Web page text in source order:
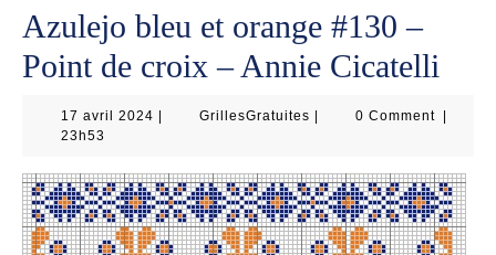
Azulejo bleu et orange #130 –
Point de croix – Annie Cicatelli
17 avril 2024 17
GrillesGratuitesGrillesGratuites
0 Comment
23h53